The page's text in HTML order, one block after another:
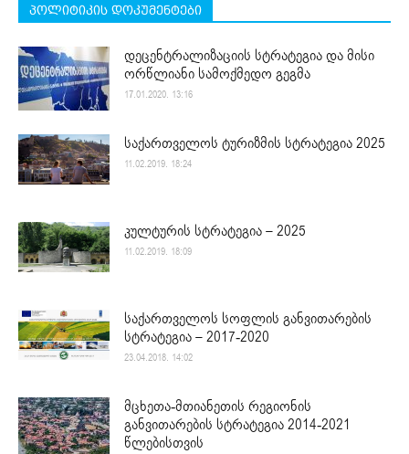
პოლიტიკის დოკუმენტები
დეცენტრალიზაციის სტრატეგია და მისი
ორწლიანი სამოქმედო გეგმა
17.01.2020. 13:16
საქართველოს ტურიზმის სტრატეგია 2025
11.02.2019. 18:24
კულტურის სტრატეგია – 2025
11.02.2019. 18:09
საქართველოს სოფლის განვითარების
სტრატეგია – 2017-2020
23.04.2018. 14:02
მცხეთა-მთიანეთის რეგიონის
განვითარების სტრატეგია 2014-2021
წლებისთვის